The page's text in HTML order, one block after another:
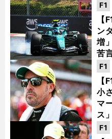
【
ン
増
苦
F1
【
小
マ
ス
F1
F1